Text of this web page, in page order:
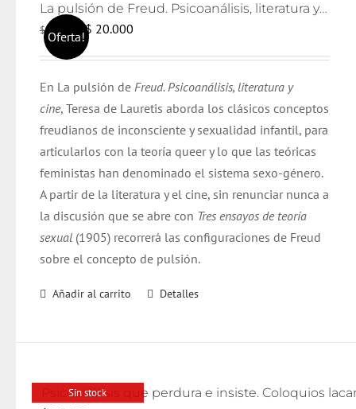
Oferta!
La pulsión de Freud. Psicoanálisis, literatura y cine
$21.000
El
precio
era:
$ 21.000.
$ 20.000
es:
$ 20.000.
En La pulsión de Freud. Psicoanálisis, literatura y
cine, Teresa de Lauretis aborda los clásicos conceptos
freudianos de inconsciente y sexualidad infantil, para
articularlos con la teoría queer y lo que las teóricas
feministas han denominado el sistema sexo-género.
A partir de la literatura y el cine, sin renunciar nunca a
la discusión que se abre con Tres ensayos de teoría
sexual (1905) recorrerá las configuraciones de Freud
sobre el concepto de pulsión.
Añadir al carrito Detalles
Sin stock